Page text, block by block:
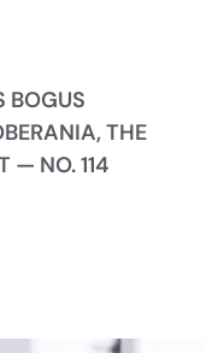
BOGUS
THE
— NO. 114